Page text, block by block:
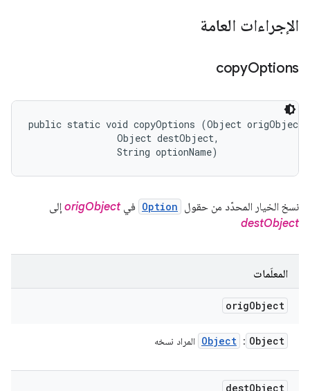
الإجراءات العامة
copyOptions
public static void copyOptions (Object
                Object destObject,
                String optionName)
نسخ الخيار المحدّد من حقول Option فيorigObject إلى
destObject
المعلَمات
origObject
Object
:
Object المراد نسخه
destObject